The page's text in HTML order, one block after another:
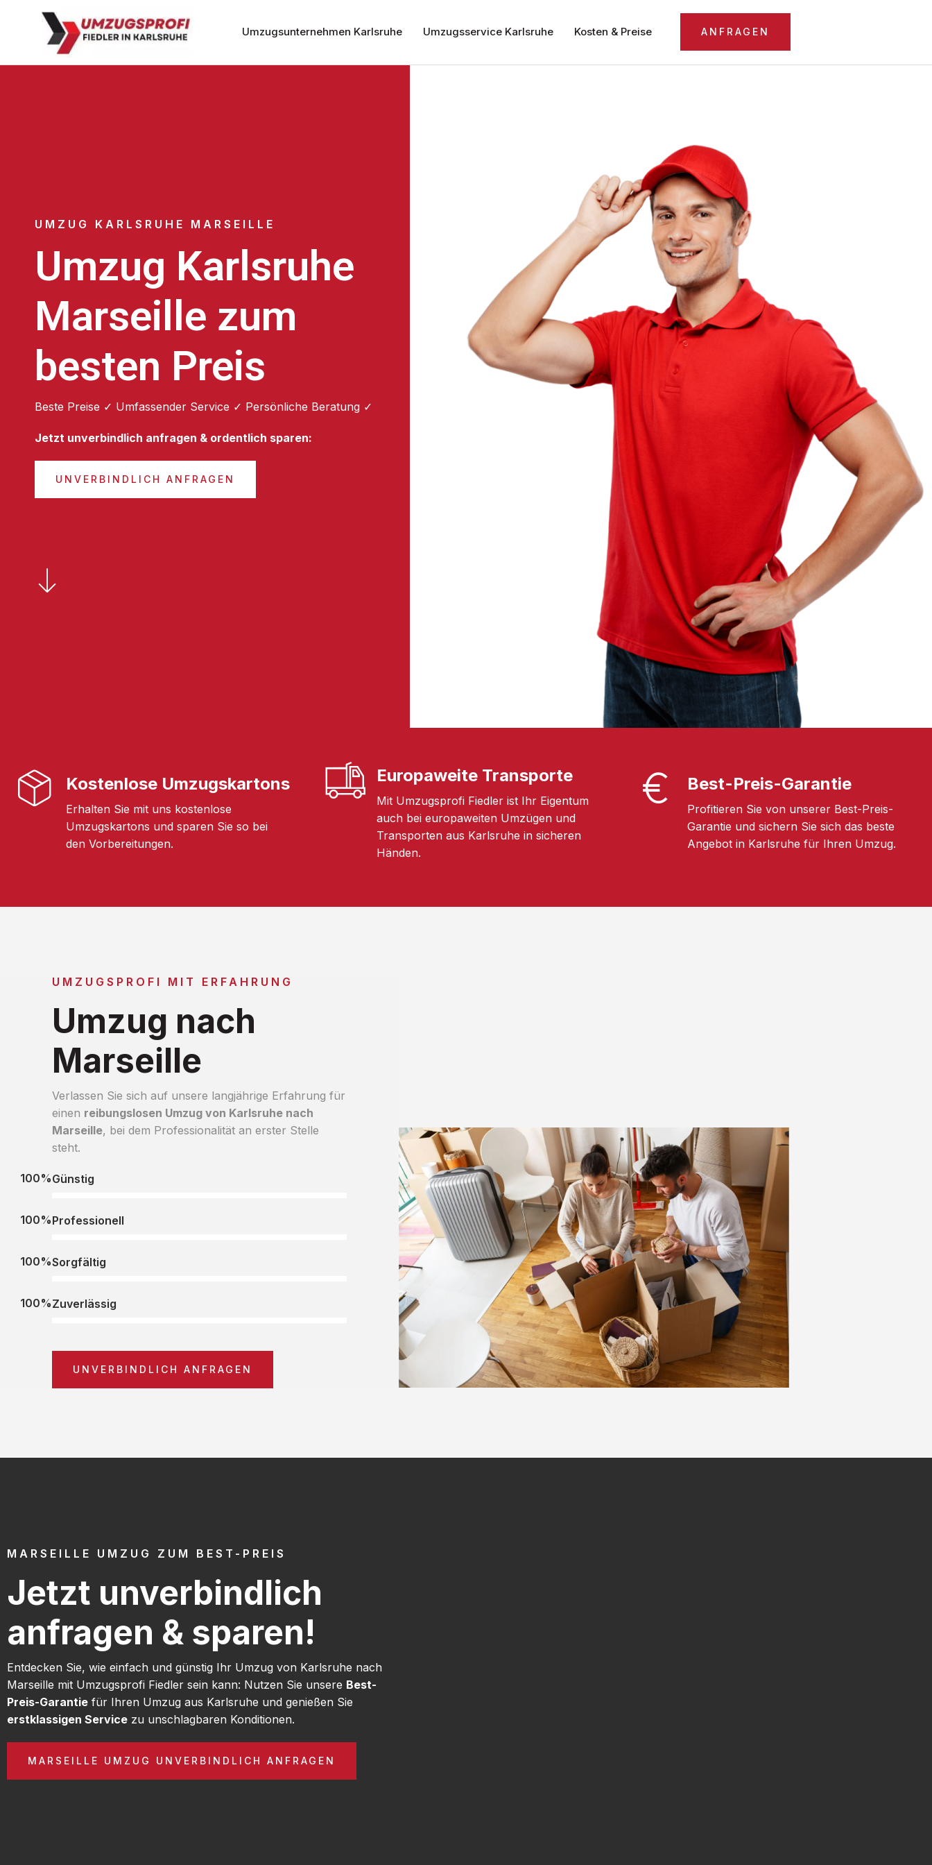
Umzugsunternehmen Karlsruhe Umzugsservice Karlsruhe Kosten & Preise ANFRAGEN
UMZUG KARLSRUHE MARSEILLE
Umzug Karlsruhe
Marseille zum
besten Preis
Beste Preise ✓ Umfassender Service ✓ Persönliche Beratung ✓
Jetzt unverbindlich anfragen & ordentlich sparen:
UNVERBINDLICH ANFRAGEN
Kostenlose Umzugskartons
Erhalten Sie mit uns kostenlose
Umzugskartons und sparen Sie so bei
den Vorbereitungen.
Europaweite Transporte
Mit Umzugsprofi Fiedler ist Ihr Eigentum
auch bei europaweiten Umzügen und
Transporten aus Karlsruhe in sicheren
Händen.
Best-Preis-Garantie
Profitieren Sie von unserer Best-Preis-
Garantie und sichern Sie sich das beste
Angebot in Karlsruhe für Ihren Umzug.
UMZUGSPROFI MIT ERFAHRUNG
Umzug nach
Marseille
Verlassen Sie sich auf unsere langjährige Erfahrung für
einen reibungslosen Umzug von Karlsruhe nach
Marseille, bei dem Professionalität an erster Stelle
steht.
Günstig
100%
Professionell
100%
Sorgfältig
100%
Zuverlässig
100%
UNVERBINDLICH ANFRAGEN
MARSEILLE UMZUG ZUM BEST-PREIS
Jetzt unverbindlich
anfragen & sparen!
Entdecken Sie, wie einfach und günstig Ihr Umzug von Karlsruhe nach
Marseille mit Umzugsprofi Fiedler sein kann: Nutzen Sie unsere Best-
Preis-Garantie für Ihren Umzug aus Karlsruhe und genießen Sie
erstklassigen Service zu unschlagbaren Konditionen.
MARSEILLE UMZUG UNVERBINDLICH ANFRAGEN